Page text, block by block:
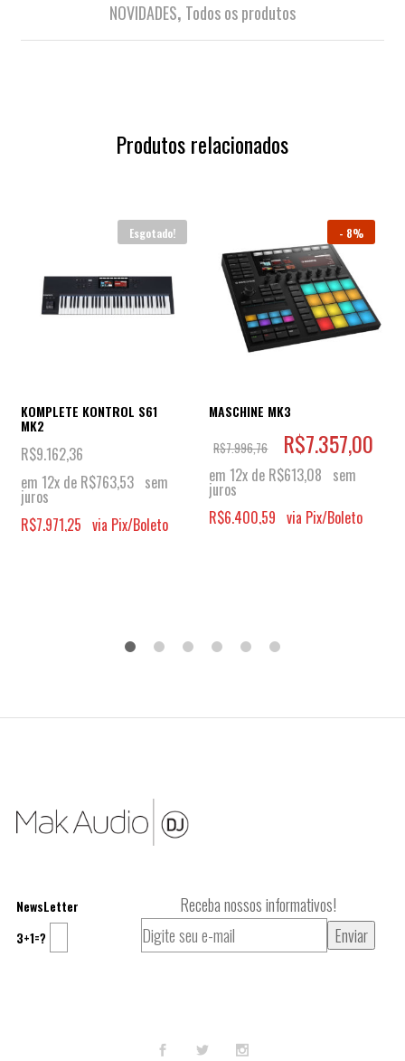
NOVIDADES, Todos os produtos
Produtos relacionados
Esgotado!
KOMPLETE KONTROL S61
MK2
R$9.162,36
em 12x de R$763,53 sem
juros
R$7.971,25 via Pix/Boleto
- 8%
MASCHINE MK3
R$7.996,76 R$7.357,00
em 12x de R$613,08 sem
juros
R$6.400,59 via Pix/Boleto
NewsLetter Receba nossos informativos!
3+1=?